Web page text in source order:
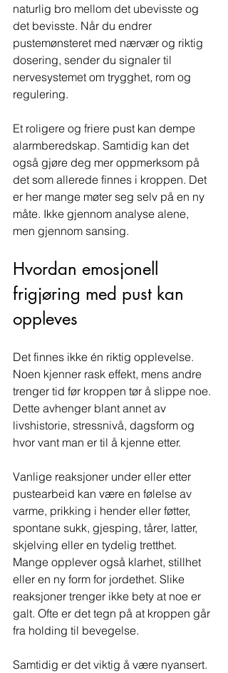
naturlig bro mellom det ubevisste og
det bevisste. Når du endrer
pustemønsteret med nærvær og riktig
dosering, sender du signaler til
nervesystemet om trygghet, rom og
regulering.
Et roligere og friere pust kan dempe
alarmberedskap. Samtidig kan det
også gjøre deg mer oppmerksom på
det som allerede finnes i kroppen. Det
er her mange møter seg selv på en ny
måte. Ikke gjennom analyse alene,
men gjennom sansing.
Hvordan emosjonell
frigjøring med pust kan
oppleves
Det finnes ikke én riktig opplevelse.
Noen kjenner rask effekt, mens andre
trenger tid før kroppen tør å slippe noe.
Dette avhenger blant annet av
livshistorie, stressnivå, dagsform og
hvor vant man er til å kjenne etter.
Vanlige reaksjoner under eller etter
pustearbeid kan være en følelse av
varme, prikking i hender eller føtter,
spontane sukk, gjesping, tårer, latter,
skjelving eller en tydelig tretthet.
Mange opplever også klarhet, stillhet
eller en ny form for jordethet. Slike
reaksjoner trenger ikke bety at noe er
galt. Ofte er det tegn på at kroppen går
fra holding til bevegelse.
Samtidig er det viktig å være nyansert.